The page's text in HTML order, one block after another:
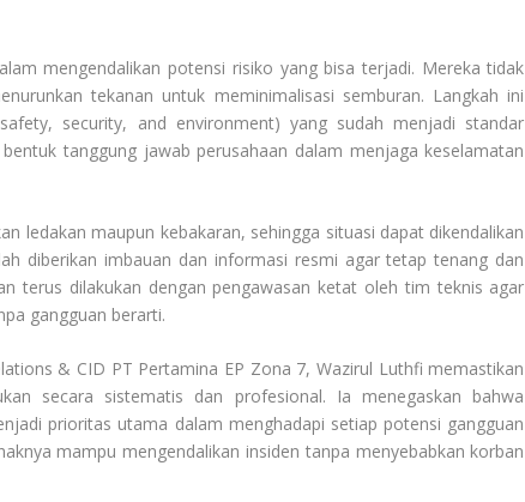
mengendalikan potensi risiko yang bisa terjadi. Mereka tidak
tekanan untuk meminimalisasi semburan. Langkah ini
security, and environment) yang sudah menjadi standar
tanggung jawab perusahaan dalam menjaga keselamatan
ledakan maupun kebakaran, sehingga situasi dapat dikendalikan
diberikan imbauan dan informasi resmi agar tetap tenang dan
terus dilakukan dengan pengawasan ketat oleh tim teknis agar
gangguan berarti.
& CID PT Pertamina EP Zona 7, Wazirul Luthfi memastikan
secara sistematis dan profesional. Ia menegaskan bahwa
prioritas utama dalam menghadapi setiap potensi gangguan
mampu mengendalikan insiden tanpa menyebabkan korban